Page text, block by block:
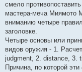
смело
мастера-меча Миямото
вниманию четыре
заголовке.
Четыре основы или
видов оружия - 1.
judgment, 2. distance, 3.
Причина, по которой